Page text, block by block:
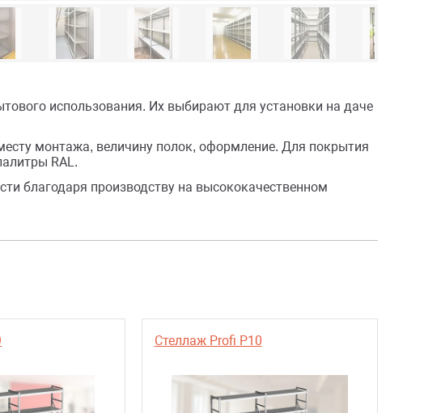
использования. Их выбирают для установки на даче
монтажа, величину полок, оформление. Для покрытия
RAL.
благодаря производству на высококачественном
Стеллаж Profi P10